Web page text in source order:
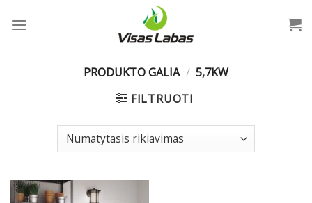
PRODUKTO GALIA / 5,7KW
FILTRUOTI